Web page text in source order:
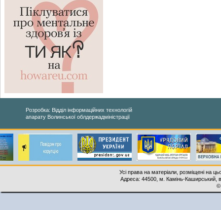
Розробка: Відділ інформаційних технологій
апарату Волинської облдержадміністрації
Усі права на матеріали, розміщені на
Адреса: 44500, м. Камінь-Каширський,
©